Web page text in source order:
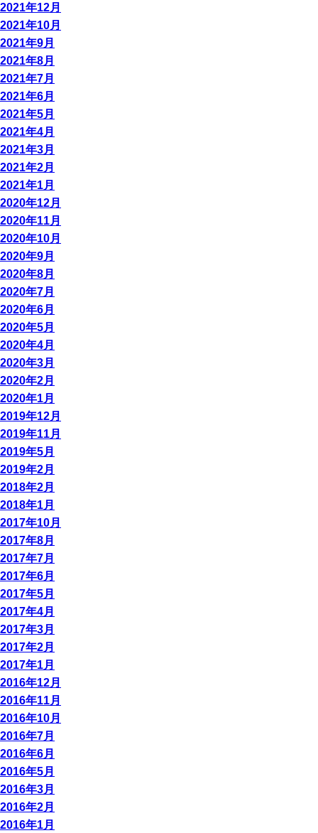
2021年12月
2021年10月
2021年9月
2021年8月
2021年7月
2021年6月
2021年5月
2021年4月
2021年3月
2021年2月
2021年1月
2020年12月
2020年11月
2020年10月
2020年9月
2020年8月
2020年7月
2020年6月
2020年5月
2020年4月
2020年3月
2020年2月
2020年1月
2019年12月
2019年11月
2019年5月
2019年2月
2018年2月
2018年1月
2017年10月
2017年8月
2017年7月
2017年6月
2017年5月
2017年4月
2017年3月
2017年2月
2017年1月
2016年12月
2016年11月
2016年10月
2016年7月
2016年6月
2016年5月
2016年3月
2016年2月
2016年1月